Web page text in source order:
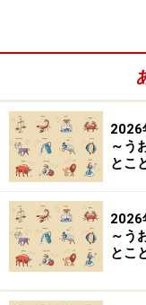
＞【12星座別】あ
9位：いて座
日生まれ）
「いて座」の今日の
2026
～う
とこ
2026
～う
とこ